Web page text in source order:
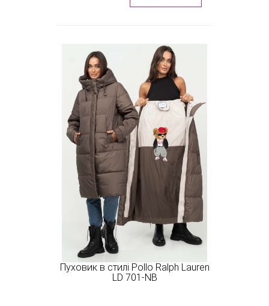
Пуховик в стилі Pollo Ralph Lauren
LD 701-NB